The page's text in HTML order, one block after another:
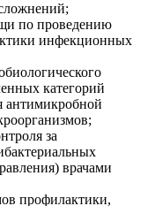
по проведению
инфекционных
категорий
антимикробной
за
врачами
профилактики,